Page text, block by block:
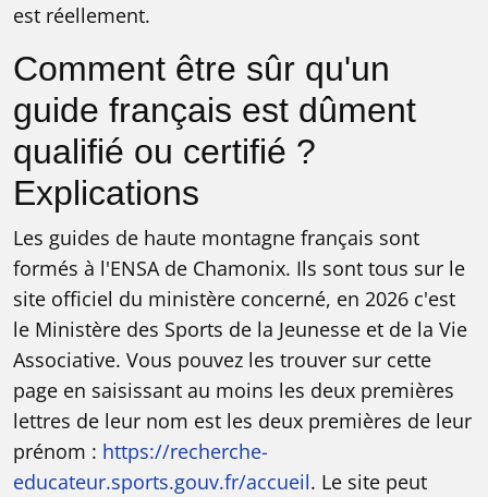
est réellement.
Comment être sûr qu'un
guide français est dûment
qualifié ou certifié ?
Explications
Les guides de haute montagne français sont
formés à l'ENSA de Chamonix. Ils sont tous sur le
site officiel du ministère concerné, en 2026 c'est
le Ministère des Sports de la Jeunesse et de la Vie
Associative. Vous pouvez les trouver sur cette
page en saisissant au moins les deux premières
lettres de leur nom est les deux premières de leur
prénom : https://recherche-
educateur.sports.gouv.fr/accueil. Le site peut